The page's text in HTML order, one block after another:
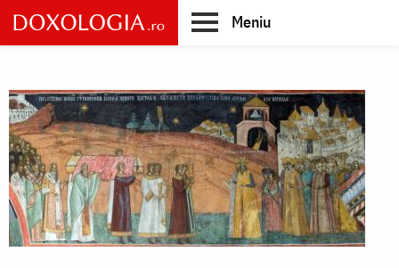
Skip
to
main
Meniu